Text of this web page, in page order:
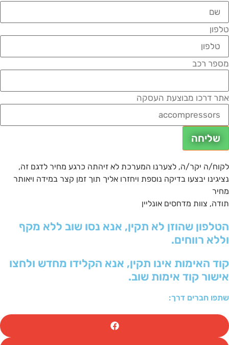
רכב
דרכו מבוצעת העסקה
שליחה
ה יקר/ה, לצערנו המערכת לא זיהתה כרגע מחיר לדגם זה,
יבצעו בדיקה נוספת ויחזרו אליך תוך זמן קצר במידה ויאותר
צוות מדחסים אונליין
שהוזן לא תקין, אנא נסו שוב ללא מקף
רווחים.
האימות אינו תקין, אנא הקלידו מחדש ולחצו
קוד אימות שוב.
חברים דרך: